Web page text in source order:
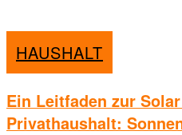
HAUSHALT
Ein Leitfaden zur
Privathaushalt: